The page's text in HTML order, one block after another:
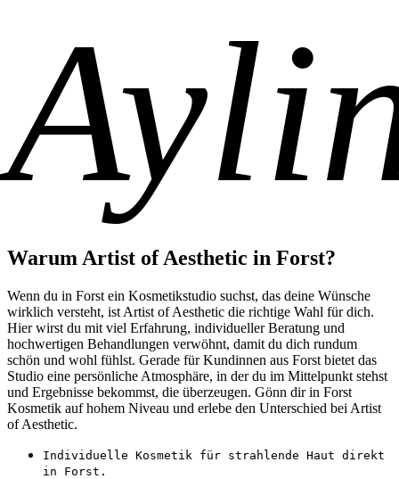
Warum Artist of Aesthetic in Forst?
Wenn du in Forst ein Kosmetikstudio suchst, das deine Wünsche
wirklich versteht, ist Artist of Aesthetic die richtige Wahl für dich.
Hier wirst du mit viel Erfahrung, individueller Beratung und
hochwertigen Behandlungen verwöhnt, damit du dich rundum
schön und wohl fühlst. Gerade für Kundinnen aus Forst bietet das
Studio eine persönliche Atmosphäre, in der du im Mittelpunkt stehst
und Ergebnisse bekommst, die überzeugen. Gönn dir in Forst
Kosmetik auf hohem Niveau und erlebe den Unterschied bei Artist
of Aesthetic.
Individuelle Kosmetik für strahlende Haut direkt
in Forst.